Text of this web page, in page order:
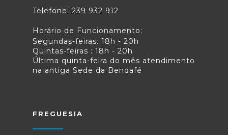
Telefone: 239 932 912
Horário de Funcionamento:
Segundas-feiras: 18h - 20h
Quintas-feiras : 18h - 20h
Última quinta-feira do mês atendimento
na antiga Sede da Bendafé
FREGUESIA